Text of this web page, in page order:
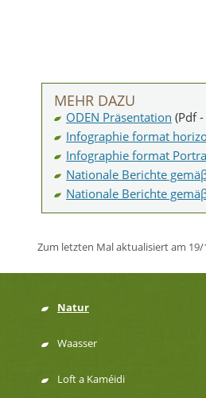
MEHR DAZU
ODEN Präsentation (Pdf
Infographie format
Infographie format
Nationale Berichte
Nationale Berichte
Zum letzten Mal aktualisiert am 19/
Menu
de
Natur
Waasser
Loft a Kaméidi